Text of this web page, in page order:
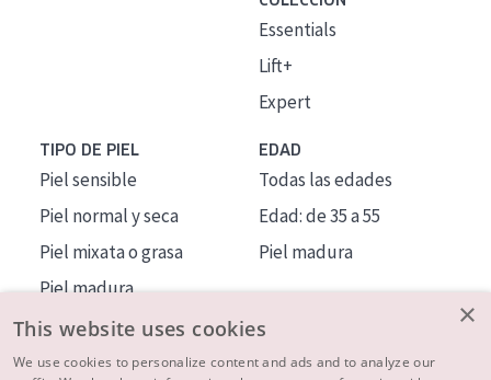
Essentials
Lift+
Expert
TIPO DE PIEL
Piel sensible
Piel normal y seca
Piel mixata o grasa
Piel madura
Piel expuesta al sol
Piel menopáusica
EDAD
Todas las edades
Edad: de 35 a 55
Piel madura
×
This website uses cookies
We use cookies to personalize content and ads and to analyze our